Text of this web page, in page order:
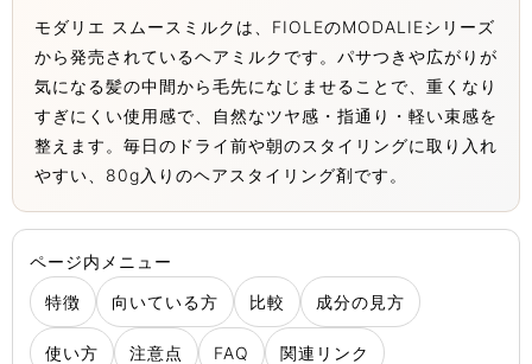
モダリエ スムースミルクは、FIOLEのMODALIEシリーズ
から発売されているヘアミルクです。パサつきや広がりが
気になる髪の中間から毛先になじませることで、重くなり
すぎにくい使用感で、自然なツヤ感・指通り・軽い束感を
整えます。毎日のドライ前や朝のスタイリングに取り入れ
やすい、80g入りのヘアスタイリング剤です。
ページ内メニュー
特徴
向いている方 比較 成分の見方
使い方 注意点 FAQ 関連リンク